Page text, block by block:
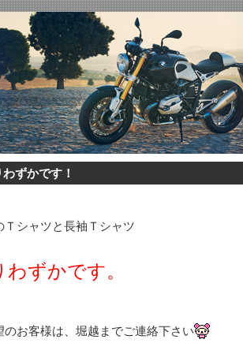
ずかです！
Ｔシャツと長袖Ｔシャツ
わずかです。
のお客様は、堀越までご連絡下さい